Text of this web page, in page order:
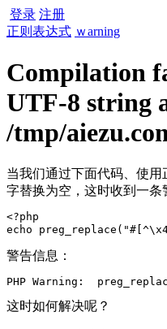
登录 注册
正则表达式 ｗarning
Compilation
UTF-8 string
/tmp/
当我们通过下面代码、使
字替换为空，这时收到一条
<?php
echo
警告信息：
PHP Warning:
这时如何解决呢？